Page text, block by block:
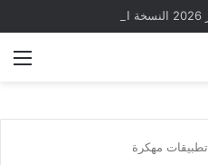
تطبيقات مهكرة